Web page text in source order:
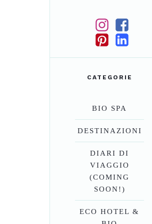
CATEGORIE
BIO SPA
DESTINAZIONI
DIARI DI
VIAGGIO
(COMING
SOON!)
ECO HOTEL &